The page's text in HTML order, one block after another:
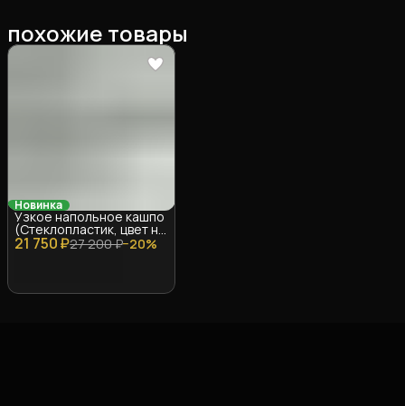
похожие товары
Новинка
21 750 ₽27 200 ₽−20%
Узкое напольное кашпо
(Стеклопластик, цвет на
выбор)